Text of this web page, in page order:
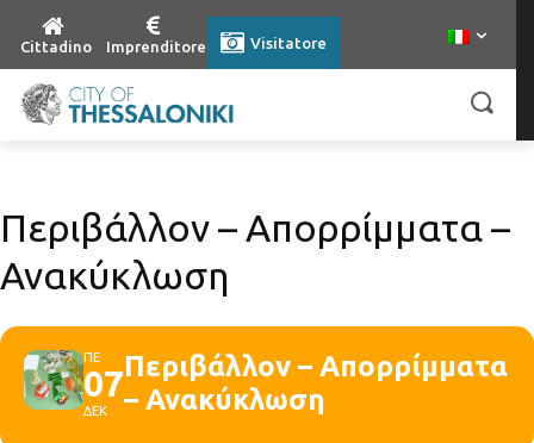
Cittadino Imprenditore Visitatore
Περιβάλλον – Απορρίμματα –
Ανακύκλωση
ΠΕ
07
ΔΕΚ
Περιβάλλον – Απορρίμματα
– Ανακύκλωση